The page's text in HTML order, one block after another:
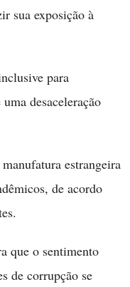
sua exposição à
para
desaceleração
estrangeira
de acordo
que o sentimento
de corrupção se